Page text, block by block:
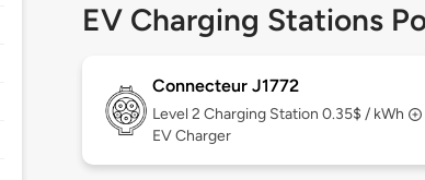
EV Charging Stations
Connecteur J1772
Level 2 Charging Station 0.35$ / kWh
EV Charger